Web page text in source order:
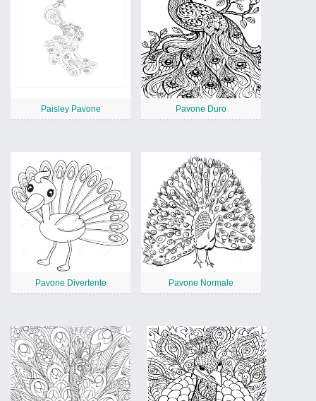
Paisley Pavone Pavone Duro
Pavone Divertente Pavone Normale